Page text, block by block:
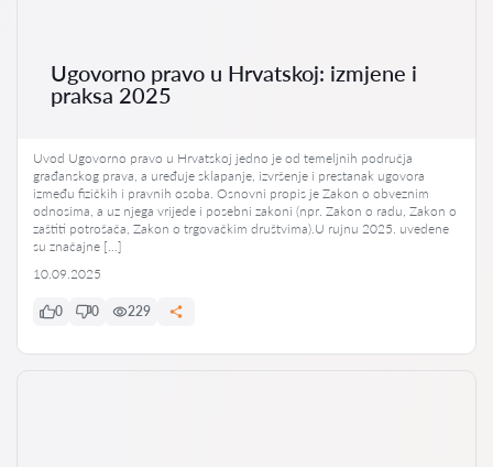
Ugovorno pravo u Hrvatskoj: izmjene i
praksa 2025
Uvod Ugovorno pravo u Hrvatskoj jedno je od temeljnih područja
građanskog prava, a uređuje sklapanje, izvršenje i prestanak ugovora
između fizičkih i pravnih osoba. Osnovni propis je Zakon o obveznim
odnosima, a uz njega vrijede i posebni zakoni (npr. Zakon o radu, Zakon o
zaštiti potrošača, Zakon o trgovačkim društvima).U rujnu 2025. uvedene
su značajne […]
10.09.2025
0 0 229